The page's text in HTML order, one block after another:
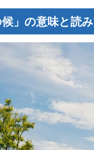
候」の意味と読